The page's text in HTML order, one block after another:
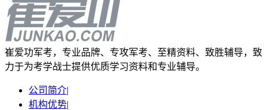
崔爱功军考，专业品牌、专攻军考、至精资料、致胜辅导，致
力于为考学战士提供优质学习资料和专业辅导。
公司简介|
机构优势|